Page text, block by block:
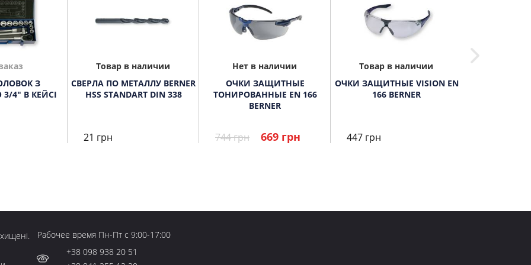
З
4" В КЕЙСІ
Товар в наличии
СВЕРЛА ПО МЕТАЛЛУ BERNER
HSS STANDART DIN 338
21 грн
Нет в наличии
ОЧКИ ЗАЩИТНЫЕ
ТОНИРОВАННЫЕ EN 166
BERNER
744 грн 669 грн
Товар в наличии
ОЧКИ ЗАЩИТНЫЕ VISION EN
166 BERNER
447 грн
Рабочее время Пн-Пт с 9:00-17:00
+38 098 938 20 51